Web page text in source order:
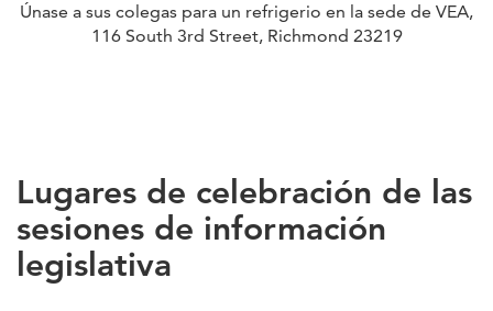
Únase a sus colegas para un refrigerio en la sede de VEA,
116 South 3rd Street, Richmond 23219
Lugares de celebración de las
sesiones de información
legislativa